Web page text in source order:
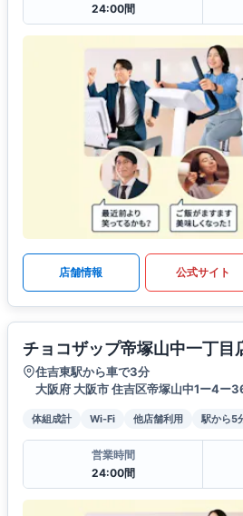
24:00間
店舗情報 公式サイト
チョコザップ帝塚山中一丁目
住吉東駅から車で3分
大阪府 大阪市 住吉区帝塚山中1ー4ー
体組成計 Wi-Fi 他店舗利用 駅から5
営業時間
24:00間